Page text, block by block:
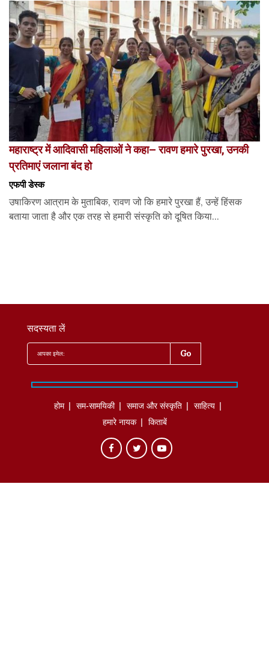
महाराष्ट्र में आदिवासी महिलाओं ने कहा– रावण हमारे पुरखा, उनकी
प्रतिमाएं जलाना बंद हो
एफपी डेस्‍क
उषाकिरण आत्राम के मुताबिक, रावण जो कि हमारे पुरखा हैं, उन्हें हिंसक
बताया जाता है और एक तरह से हमारी संस्कृति को दूषित किया...
सदस्यता लें
होम सम-सामयिकी समाज और संस्कृति
साहित्‍य
हमारे नायक
किताबें